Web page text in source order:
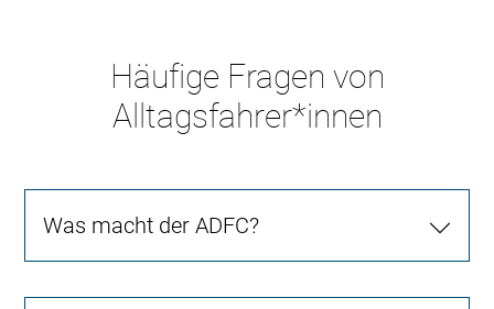
Häufige Fragen von
Alltagsfahrer*innen
Was macht der ADFC?